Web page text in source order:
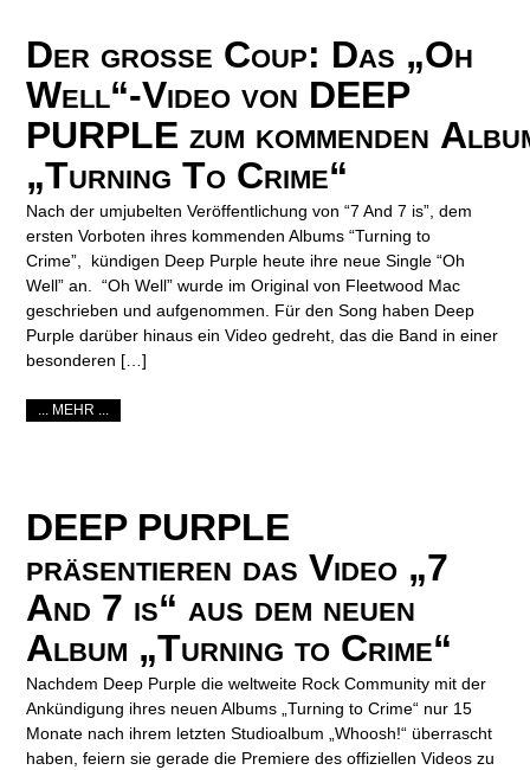
Der große Coup: Das „Oh
Well“-Video von DEEP
PURPLE zum kommenden
„Turning To Crime“
Nach der umjubelten Veröffentlichung von “7 And 7 is”, dem
ersten Vorboten ihres kommenden Albums “Turning to
Crime”, kündigen Deep Purple heute ihre neue Single “Oh
Well” an. “Oh Well” wurde im Original von Fleetwood Mac
geschrieben und aufgenommen. Für den Song haben Deep
Purple darüber hinaus ein Video gedreht, das die Band in einer
besonderen […]
... MEHR ...
DEEP PURPLE
präsentieren das Video „7
And 7 is“ aus dem neuen
Album „Turning to Crime“
Nachdem Deep Purple die weltweite Rock Community mit der
Ankündigung ihres neuen Albums „Turning to Crime“ nur 15
Monate nach ihrem letzten Studioalbum „Whoosh!“ überrascht
haben, feiern sie gerade die Premiere des offiziellen Videos zu